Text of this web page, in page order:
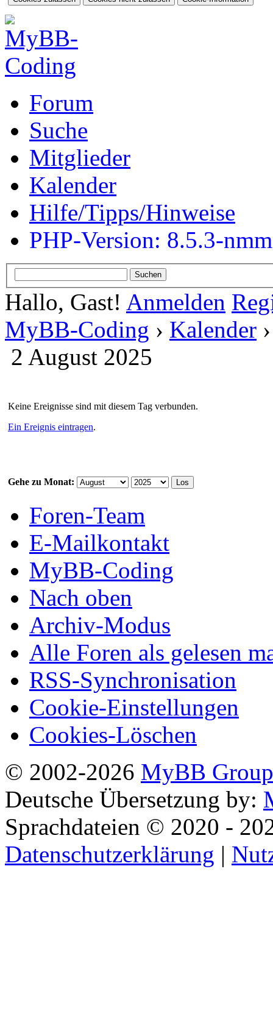
Forum
Suche
Mitglieder
Kalender
Hilfe/Tipps/Hinweise
PHP-Version: 8.5.3-
Hallo, Gast! Anmelden
MyBB-Coding › Kalender
2 August 2025
Keine Ereignisse sind mit diesem Tag verbunden.
Ein Ereignis eintragen.
Gehe zu Monat:
Foren-Team
E-Mailkontakt
MyBB-Coding
Nach oben
Archiv-Modus
Alle Foren als gelesen
RSS-Synchronisation
Cookie-Einstellungen
Cookies-Löschen
© 2002-2026 MyBB Group
Deutsche Übersetzung by:
Sprachdateien © 2020 -
Datenschutzerklärung |